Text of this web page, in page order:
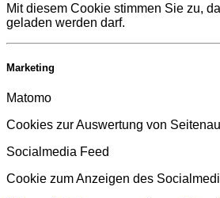
Mit diesem Cookie stimmen Sie zu,
geladen werden darf.
Marketing
Matomo
Cookies zur Auswertung von
Socialmedia Feed
Cookie zum Anzeigen des